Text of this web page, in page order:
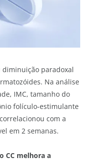
diminuição paradoxal
Na análise
IMC, tamanho do
folículo-estimulante
com a
em 2 semanas.
CC melhora a